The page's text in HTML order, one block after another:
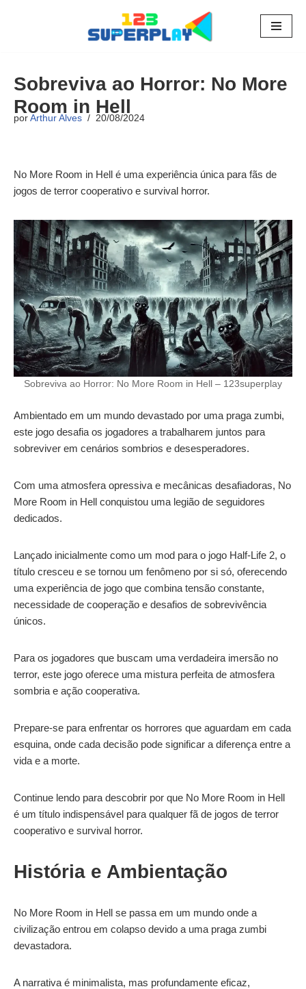
conteúdo
Sobreviva ao Horror: No More
Room in Hell
por Arthur Alves 20/08/2024
No More Room in Hell é uma experiência única para fãs de
jogos de terror cooperativo e survival horror.
Sobreviva ao Horror: No More Room in Hell – 123superplay
Ambientado em um mundo devastado por uma praga zumbi,
este jogo desafia os jogadores a trabalharem juntos para
sobreviver em cenários sombrios e desesperadores.
Com uma atmosfera opressiva e mecânicas desafiadoras, No
More Room in Hell conquistou uma legião de seguidores
dedicados.
Lançado inicialmente como um mod para o jogo Half-Life 2, o
título cresceu e se tornou um fenômeno por si só, oferecendo
uma experiência de jogo que combina tensão constante,
necessidade de cooperação e desafios de sobrevivência
únicos.
Para os jogadores que buscam uma verdadeira imersão no
terror, este jogo oferece uma mistura perfeita de atmosfera
sombria e ação cooperativa.
Prepare-se para enfrentar os horrores que aguardam em cada
esquina, onde cada decisão pode significar a diferença entre a
vida e a morte.
Continue lendo para descobrir por que No More Room in Hell
é um título indispensável para qualquer fã de jogos de terror
cooperativo e survival horror.
História e Ambientação
No More Room in Hell se passa em um mundo onde a
civilização entrou em colapso devido a uma praga zumbi
devastadora.
A narrativa é minimalista, mas profundamente eficaz,